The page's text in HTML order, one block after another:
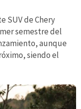
SUV de Chery
semestre del
aunque
siendo el